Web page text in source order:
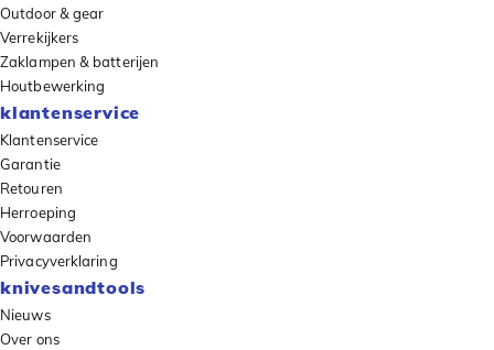
Outdoor & gear
Verrekijkers
Zaklampen & batterijen
Houtbewerking
klantenservice
Klantenservice
Garantie
Retouren
Herroeping
Voorwaarden
Privacyverklaring
knivesandtools
Nieuws
Over ons